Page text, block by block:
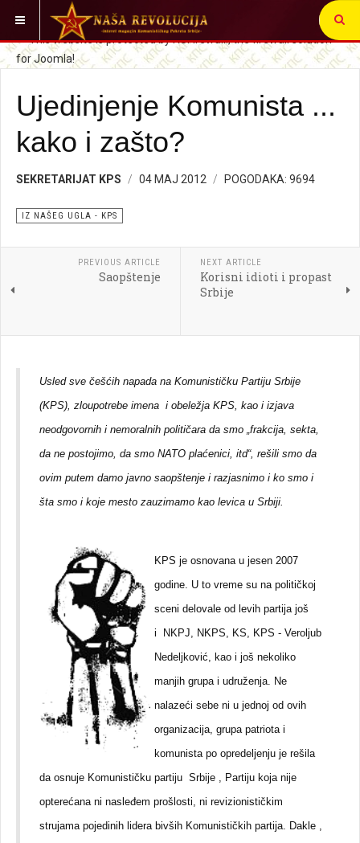
VI STE OVDE: SRBIJA I SVET IZ NAŠEG UGLA
Ujedinjenje Komunista ...
kako i zašto?
SEKRETARIJAT KPS 04 MAJ 2012 POGODAKA: 9694
IZ NAŠEG UGLA - KPS
PREVIOUS ARTICLE
Saopštenje
NEXT ARTICLE
Korisni idioti i propast
Srbije
Usled sve češćih napada na Komunističku Partiju Srbije
(KPS), zloupotrebe imena i obeležja KPS, kao i izjava
neodgovornih i nemoralnih političara da smo „frakcija, sekta,
da ne postojimo, da smo NATO plaćenici, itd“, rešili smo da
ovim putem damo javno saopštenje i razjasnimo i ko smo i
šta smo i koje mesto zauzimamo kao levica u Srbiji.
KPS je osnovana u jesen 2007
godine. U to vreme su na političkoj
sceni delovale od levih partija još
i NKPJ, NKPS, KS, KPS - Veroljub
Nedeljković, kao i još nekoliko
manjih grupa i udruženja. Ne
nalazeći sebe ni u jednoj od ovih
organizacija, grupa patriota i
komunista po opredeljenju je rešila
da osnuje Komunističku partiju Srbije , Partiju koja nije
opterećana ni nasleđem prošlosti, ni revizionističkim
strujama pojedinih lidera bivših Komunističkih partija. Dakle ,